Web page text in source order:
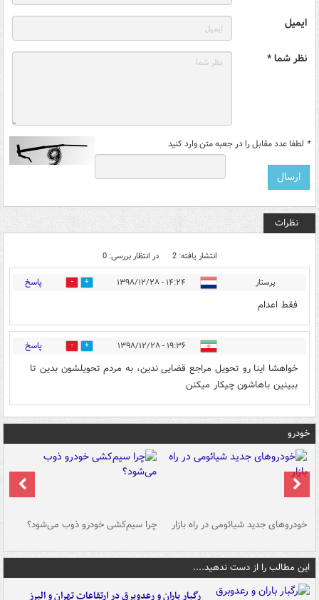
ایمیل
نظر شما *
* لطفا عدد مقابل را در جعبه متن وارد کنید
نظرات
انتشار یافته: 2 در انتظار بررسی: 0
پرستار ۱۴:۲۴ - ۱۳۹۸/۱۲/۲۸ 7 پاسخ
فقط اعدام
۱۹:۳۶ - ۱۳۹۸/۱۲/۲۸ 10 پاسخ
خواهشا اینا رو تحویل مراجع قضایی ندین، به مردم تحویلشون بدین تا
ببینین باهاشون چیکار میکنن
خودرو
خودروهای جدید شیائومی در راه بازار چرا سیم‌کشی خودرو ذوب می‌شود؟
این مطالب را از دست ندهید....
رگبار باران و رعدوبرق در ارتفاعات تهران و البرز